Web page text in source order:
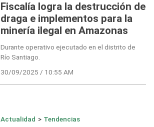
Fiscalía logra la destrucción de
draga e implementos para la
minería ilegal en Amazonas
Durante operativo ejecutado en el distrito de
Río Santiago.
30/09/2025 / 10:55 AM
Actualidad > Tendencias